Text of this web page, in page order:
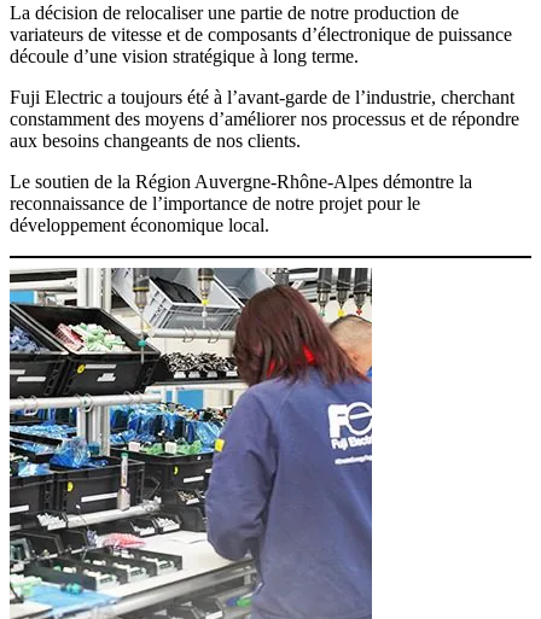
La décision de relocaliser une partie de notre production de
variateurs de vitesse et de composants d’électronique de puissance
découle d’une vision stratégique à long terme.
Fuji Electric a toujours été à l’avant-garde de l’industrie, cherchant
constamment des moyens d’améliorer nos processus et de répondre
aux besoins changeants de nos clients.
Le soutien de la Région Auvergne-Rhône-Alpes démontre la
reconnaissance de l’importance de notre projet pour le
développement économique local.